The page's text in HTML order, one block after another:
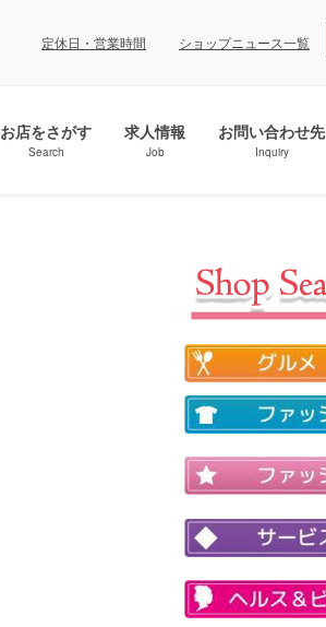
定休日・営業時間 ショップニュース一覧
お店をさがす
Search
求人情報
Job
お問い合わせ先
Inquiry